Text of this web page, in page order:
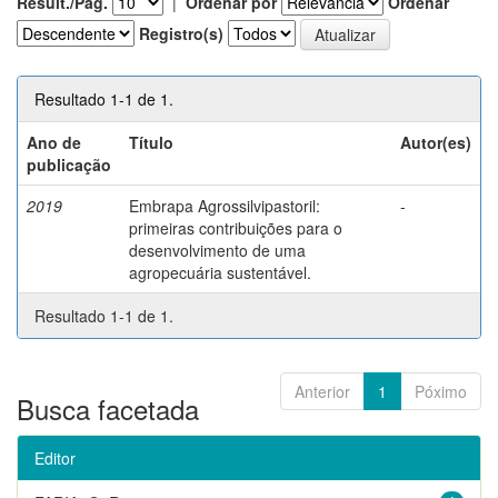
Registro(s)
Resultado 1-1 de 1.
Ano de
publicação
Título Autor(es)
2019
Embrapa Agrossilvipastoril:
primeiras contribuições para o
desenvolvimento de uma
agropecuária sustentável.
-
Resultado 1-1 de 1.
Anterior 1 Póximo
Busca facetada
Editor